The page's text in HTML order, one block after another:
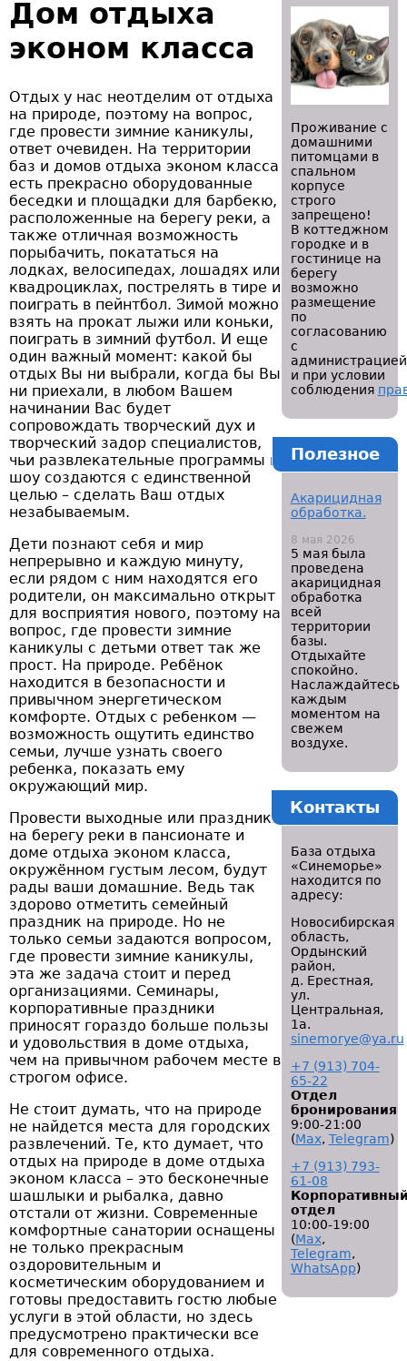
Дом отдыха
эконом класса
Отдых у нас неотделим от отдыха
на природе, поэтому на вопрос,
где провести зимние каникулы,
ответ очевиден. На территории
баз и домов отдыха эконом класса
есть прекрасно оборудованные
беседки и площадки для барбекю,
расположенные на берегу реки, а
также отличная возможность
порыбачить, покататься на
лодках, велосипедах, лошадях или
квадроциклах, пострелять в тире и
поиграть в пейнтбол. Зимой можно
взять на прокат лыжи или коньки,
поиграть в зимний футбол. И еще
один важный момент: какой бы
отдых Вы ни выбрали, когда бы Вы
ни приехали, в любом Вашем
начинании Вас будет
сопровождать творческий дух и
творческий задор специалистов,
чьи развлекательные программы и
шоу создаются с единственной
целью – сделать Ваш отдых
незабываемым.
Дети познают себя и мир
непрерывно и каждую минуту,
если рядом с ним находятся его
родители, он максимально открыт
для восприятия нового, поэтому на
вопрос, где провести зимние
каникулы с детьми ответ так же
прост. На природе. Ребёнок
находится в безопасности и
привычном энергетическом
комфорте. Отдых с ребенком —
возможность ощутить единство
семьи, лучше узнать своего
ребенка, показать ему
окружающий мир.
Провести выходные или праздники
на берегу реки в пансионате и
доме отдыха эконом класса,
окружённом густым лесом, будут
рады ваши домашние. Ведь так
здорово отметить семейный
праздник на природе. Но не
только семьи задаются вопросом,
где провести зимние каникулы,
эта же задача стоит и перед
организациями. Семинары,
корпоративные праздники
приносят гораздо больше пользы
и удовольствия в доме отдыха,
чем на привычном рабочем месте в
строгом офисе.
Не стоит думать, что на природе
не найдется места для городских
развлечений. Те, кто думает, что
отдых на природе в доме отдыха
эконом класса – это бесконечные
шашлыки и рыбалка, давно
отстали от жизни. Современные
комфортные санатории оснащены
не только прекрасным
оздоровительным и
косметическим оборудованием и
готовы предоставить гостю любые
услуги в этой области, но здесь
предусмотрено практически все
для современного отдыха.
Проживание с
домашними
питомцами в
спальном
корпусе
строго
запрещено!
В коттеджном
городке и в
гостинице на
берегу
возможно
размещение
по
согласованию
с
администрацией
и при условии
соблюдения
Полезное
Акарицидная
обработка.
8 мая 2026
5 мая была
проведена
акарицидная
обработка
всей
территории
базы.
Отдыхайте
спокойно.
Наслаждайтесь
каждым
моментом на
свежем
воздухе.
Контакты
База отдыха
«Синеморье»
находится по
адресу:
Новосибирская
область,
Ордынский
район,
д. Ерестная,
ул.
Центральная,
1а.
sinemorye@ya.ru
+7 (913) 704-
65-22
Отдел
бронирования
9:00-21:00
(Мах, Telegram)
+7 (913) 793-
61-08
отдел
10:00-19:00
(Мах,
Telegram,
WhatsApp)